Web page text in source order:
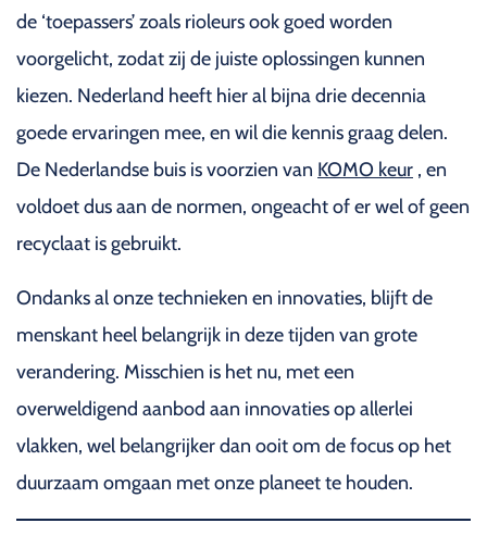
de ‘toepassers’ zoals rioleurs ook goed worden
voorgelicht, zodat zij de juiste oplossingen kunnen
kiezen. Nederland heeft hier al bijna drie decennia
goede ervaringen mee, en wil die kennis graag delen.
De Nederlandse buis is voorzien van KOMO keur , en
voldoet dus aan de normen, ongeacht of er wel of geen
recyclaat is gebruikt.
Ondanks al onze technieken en innovaties, blijft de
menskant heel belangrijk in deze tijden van grote
verandering. Misschien is het nu, met een
overweldigend aanbod aan innovaties op allerlei
vlakken, wel belangrijker dan ooit om de focus op het
duurzaam omgaan met onze planeet te houden.